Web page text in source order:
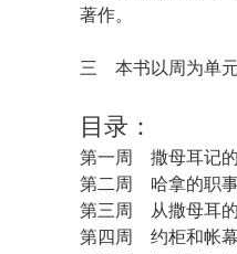
著作。
三 本书以周为单元
目录：
第一周 撒母耳记
第二周 哈拿的职
第三周 从撒母耳的
第四周 约柜和帐